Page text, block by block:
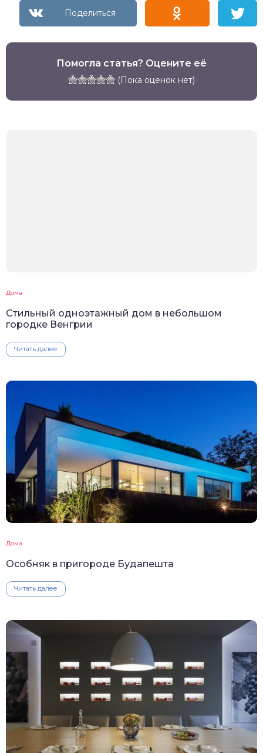
Помогла статья? Оцените её
(Пока оценок нет)
Дома
Стильный одноэтажный дом в небольшом
городке Венгрии
Читать далее
Дома
Особняк в пригороде Будапешта
Читать далее